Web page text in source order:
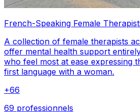
French-Speaking Female
A collection of female therapists
offer mental health support
who feel most at ease expressing
first language with a woman.
+66
69 professionnels